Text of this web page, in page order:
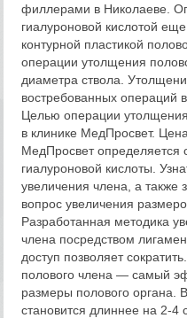
филлерами в Николаеве.
гиалуроновой кислотой
контурной пластикой
операции утолщения
диаметра ствола.
востребованных операций
Целью операции
в клинике МедПросвет.
МедПросвет определяется
гиалуроновой кислоты.
увеличения члена, а также
вопрос увеличения
Разработанная методика
члена посредством
доступ позволяет
полового члена — самый
размеры полового органа.
становится длиннее на 2-